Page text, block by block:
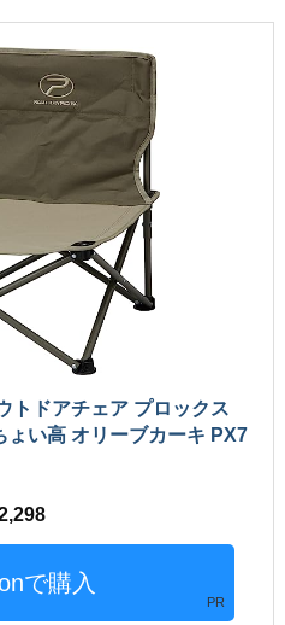
トドアチェア プロックス
ょい高 オリーブカーキ PX7
PR